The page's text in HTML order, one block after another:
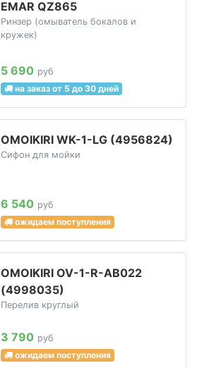
EMAR QZ865
Ринзер (омыватель бокалов и
кружек)
5 690 руб
на заказ от 5 до 30 дней
OMOIKIRI WK-1-LG (4956824)
Сифон для мойки
6 540 руб
ожидаем поступления
OMOIKIRI OV-1-R-AB022
(4998035)
Перелив круглый
3 790 руб
ожидаем поступления